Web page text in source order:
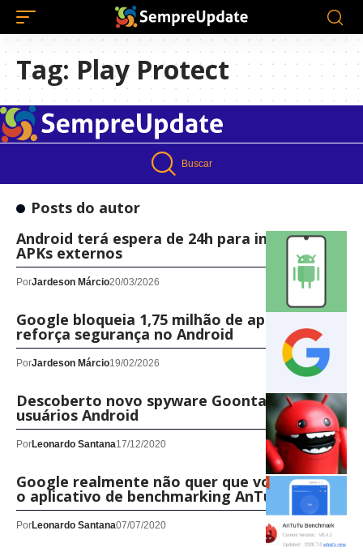
Tag: Play Protect
Buscar
Posts do autor
Android terá espera de 24h para instalar
APKs externos
PorJardeson Márcio20/03/2026
Google bloqueia 1,75 milhão de apps e
reforça segurança no Android
PorJardeson Márcio19/02/2026
Descoberto novo spyware Goontact visando
usuários Android
PorLeonardo Santana17/12/2020
Google realmente não quer que você instale
o aplicativo de benchmarking AnTuTu
PorLeonardo Santana07/07/2020